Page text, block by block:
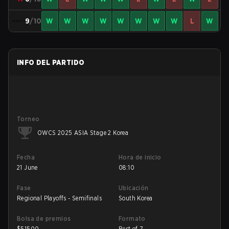
9/10 W W W W W W W W L W
INFO DEL PARTIDO
Torneo
OWCS 2025 ASIA Stage 2 Korea
Fecha
21 June
Hora de inicio
08:10
Fase
Regional Playoffs - Semifinals
Ubicación
South Korea
Bolsa de premios
Formato